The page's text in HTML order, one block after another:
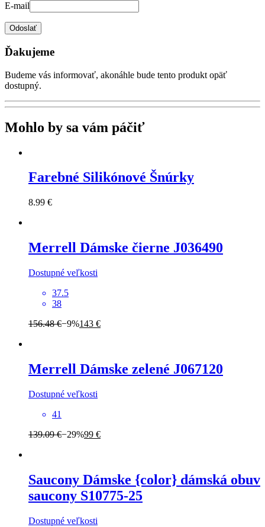
E-mail
Odoslať
Ďakujeme
Budeme vás informovať, akonáhle bude tento produkt opäť
dostupný.
Mohlo by sa vám páčiť
Farebné Silikónové Šnúrky
8.99 €
Merrell Dámske čierne J036490
Dostupné veľkosti
37.5
38
156.48 €−9%143 €
Merrell Dámske zelené J067120
Dostupné veľkosti
41
139.09 €−29%99 €
Saucony Dámske {color} dámská obuv
saucony S10775-25
Dostupné veľkosti